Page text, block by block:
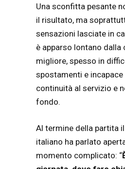
Una sconfitta pesante
il risultato, ma
sensazioni lasciate in
è apparso lontano dalla
migliore, spesso in
spostamenti e
continuità al servizio e
fondo.
Al termine della partita
italiano ha parlato
momento complicato: “